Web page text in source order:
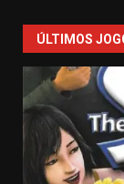
ÚLTIMOS